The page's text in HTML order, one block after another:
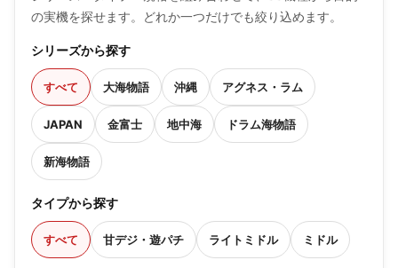
の実機を探せます。どれか一つだけでも絞り込めます。
シリーズから探す
すべて 大海物語 沖縄 アグネス・ラム
JAPAN 金富士 地中海 ドラム海物語
新海物語
タイプから探す
すべて 甘デジ・遊パチ ライトミドル ミドル